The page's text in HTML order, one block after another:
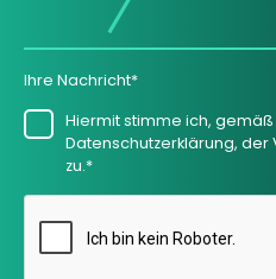
Ihre Nachricht*
Hiermit stimme ich,
Datenschutzerklärung,
zu.*